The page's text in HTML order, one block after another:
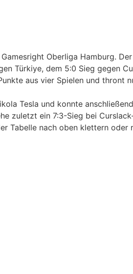
Oberliga Hamburg.
Türkiye, dem 5:0 Sieg gegen
aus vier Spielen und thront
Tesla und konnte
zuletzt ein 7:3-Sieg bei
Tabelle nach oben klettern oder